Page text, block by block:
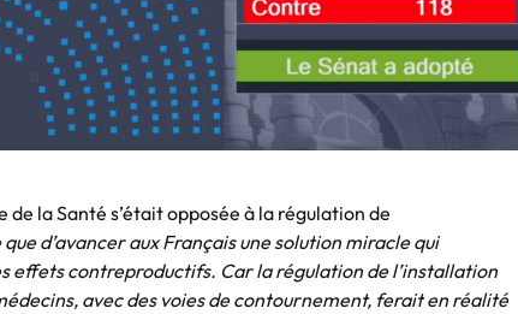
de la Santé s’était opposée à la régulation de
d’avancer aux Français une solution miracle qui
effets contreproductifs. Car la régulation de l’installation
avec des voies de contournement, ferait en réalité